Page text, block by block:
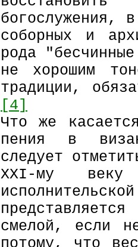
богослужения,
соборных и
рода
не хорошим
традиции,
[4]
Что же
пения в
следует
ХХI-му веку
смелой, если